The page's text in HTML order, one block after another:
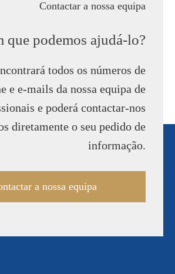
Contactar a nossa equipa
que podemos ajudá-lo?
todos os números de
e e-mails da nossa equipa de
e poderá contactar-nos
diretamente o seu pedido de
informação.
a nossa equipa